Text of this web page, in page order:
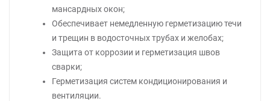
мансардных окон;
Обеспечивает немедленную герметизацию течи
и трещин в водосточных трубах и желобах;
Защита от коррозии и герметизация швов
сварки;
Герметизация систем кондиционирования и
вентиляции.